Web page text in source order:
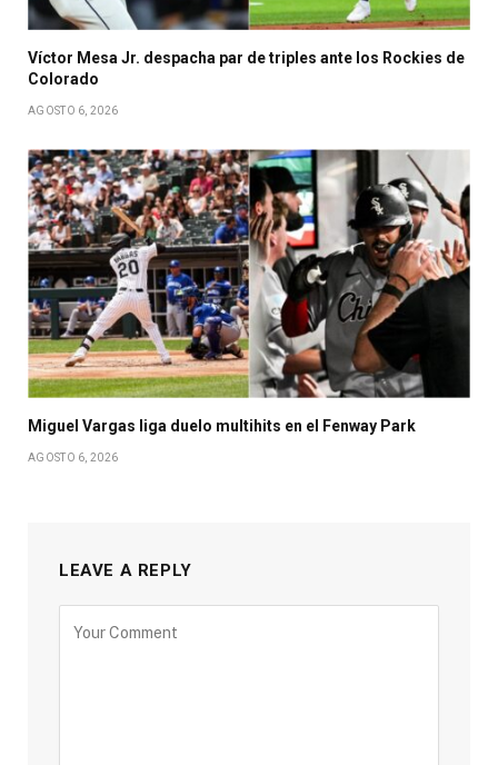
Víctor Mesa Jr. despacha par de triples ante los Rockies de
Colorado
AGOSTO 6, 2026
Miguel Vargas liga duelo multihits en el Fenway Park
AGOSTO 6, 2026
LEAVE A REPLY